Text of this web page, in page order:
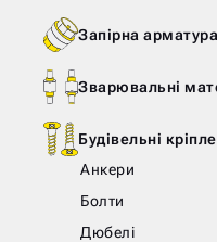
Запірна арматура
Зварювальні
Будівельні
Анкери
Болти
Дюбелі